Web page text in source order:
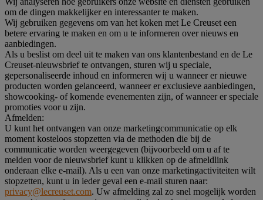
om de dingen makkelijker en interessanter te maken.
Wij gebruiken gegevens om van het koken met Le Creuset een
betere ervaring te maken en om u te informeren over nieuws en
aanbiedingen.
Als u beslist om deel uit te maken van ons klantenbestand en de Le
Creuset-nieuwsbrief te ontvangen, sturen wij u speciale,
gepersonaliseerde inhoud en informeren wij u wanneer er nieuwe
producten worden gelanceerd, wanneer er exclusieve aanbiedingen,
showcooking- of komende evenementen zijn, of wanneer er speciale
promoties voor u zijn.
Afmelden:
U kunt het ontvangen van onze marketingcommunicatie op elk
moment kosteloos stopzetten via de methoden die bij de
communicatie worden weergegeven (bijvoorbeeld om u af te
melden voor de nieuwsbrief kunt u klikken op de afmeldlink
onderaan elke e-mail). Als u een van onze marketingactiviteiten wilt
stopzetten, kunt u in ieder geval een e-mail sturen naar:
privacy@lecreuset.com. Uw afmelding zal zo snel mogelijk worden